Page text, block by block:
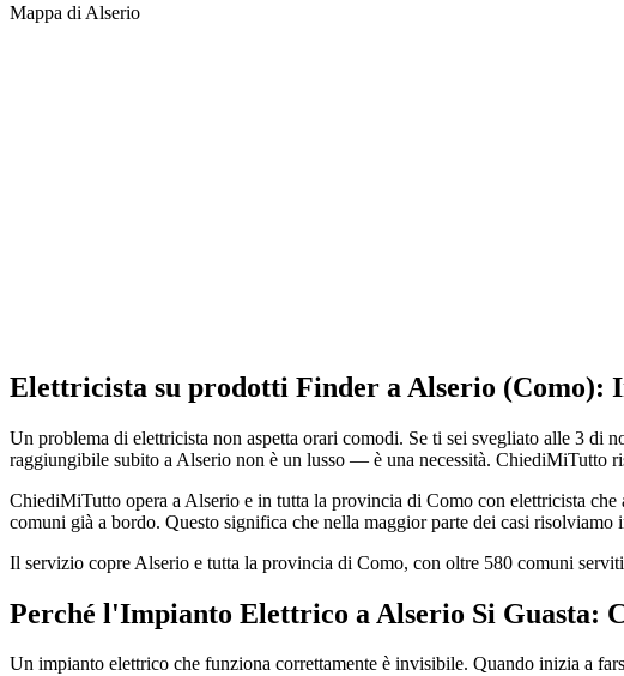
Mappa di Alserio
Elettricista su prodotti Finder a Alserio (Como):
Un problema di elettricista non aspetta orari comodi. Se ti sei svegliato alle 3 di
raggiungibile subito a Alserio non è un lusso — è una necessità. ChiediMiTutto
ChiediMiTutto opera a Alserio e in tutta la provincia di Como con elettricista
comuni già a bordo. Questo significa che nella maggior parte dei casi
Il servizio copre Alserio e tutta la provincia di Como, con oltre 580 comuni
Perché l'Impianto Elettrico a Alserio Si Guasta:
Un impianto elettrico che funziona correttamente è invisibile. Quando inizia a